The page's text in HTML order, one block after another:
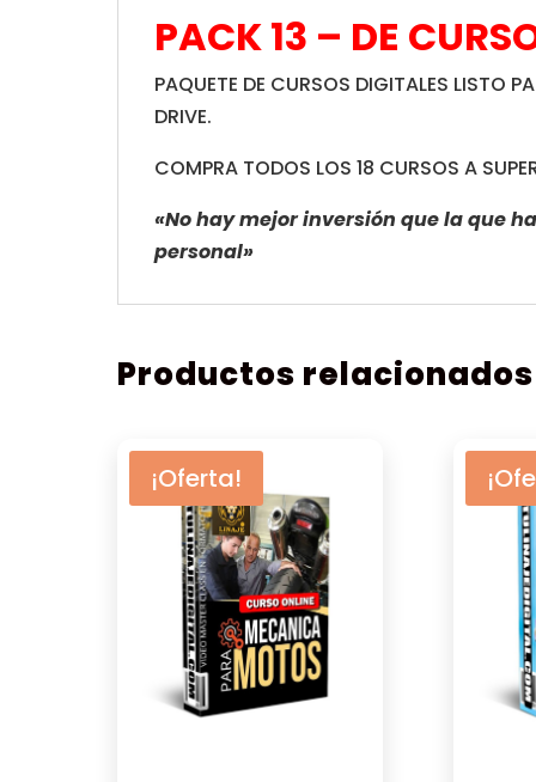
PACK 13 – DE
PAQUETE DE CURSOS DIGITALES LISTO
DRIVE.
COMPRA TODOS LOS 18 CURSOS A
«No hay mejor inversión que la que
personal»
Productos relacionados
¡Oferta!